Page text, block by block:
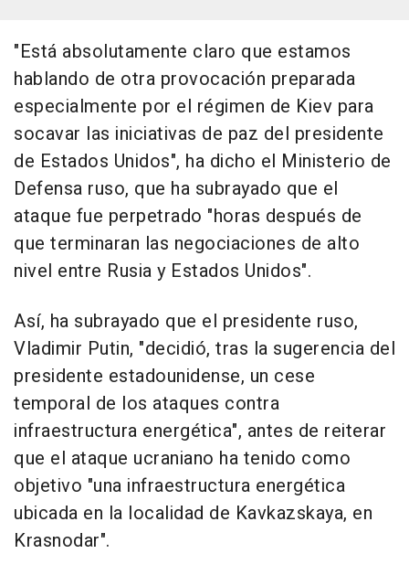
"Está absolutamente claro que estamos
hablando de otra provocación preparada
especialmente por el régimen de Kiev para
socavar las iniciativas de paz del presidente
de Estados Unidos", ha dicho el Ministerio de
Defensa ruso, que ha subrayado que el
ataque fue perpetrado "horas después de
que terminaran las negociaciones de alto
nivel entre Rusia y Estados Unidos".
Así, ha subrayado que el presidente ruso,
Vladimir Putin, "decidió, tras la sugerencia del
presidente estadounidense, un cese
temporal de los ataques contra
infraestructura energética", antes de reiterar
que el ataque ucraniano ha tenido como
objetivo "una infraestructura energética
ubicada en la localidad de Kavkazskaya, en
Krasnodar".